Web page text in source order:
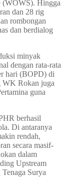
(WOWS). Hingga
dan 28 rig
rombongan
dan berdialog
minyak
dengan rata-rata
hari (BOPD) di
WK Rokan juga
guna
berhasil
Di antaranya
rendah,
secara masif-
dalam
Upstream
Surya